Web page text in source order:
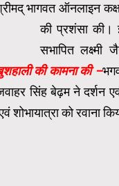
भागवत ऑनलाइन
की प्रशंसा की।
सभापित लक्ष्मी
की कामना की –
सिंह बेढ़म ने दर्शन
को रवाना